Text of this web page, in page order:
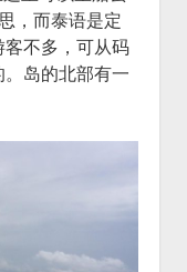
，而泰语是定
不多，可从码
岛的北部有一